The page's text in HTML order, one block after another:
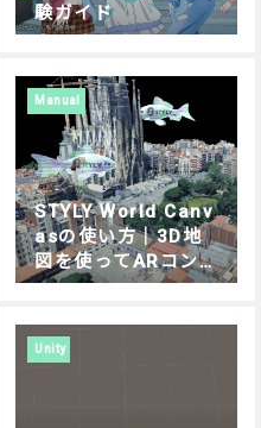
験ガイド
Manual
STYLY World Canv
asの使い方｜3D地
図を使ってARコン
テンツを制作する方
Unity